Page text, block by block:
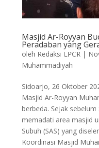
Masjid Ar-Royyan
Peradaban yang
oleh Redaksi LPCR |
Muhammadiyah
Sidoarjo, 26 Oktober
Masjid Ar-Royyan
berbeda. Sejak
memadati area masjid
Subuh (SAS) yang
Koordinasi Masjid